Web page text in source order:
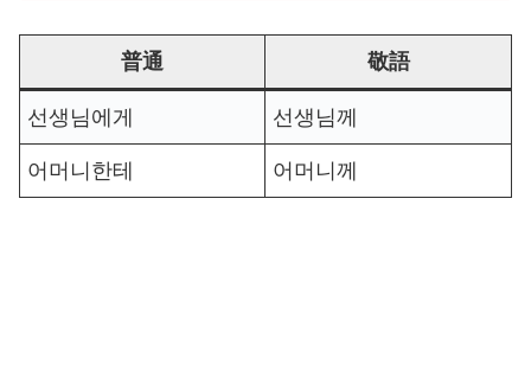
普通 敬語
선생님에게 선생님께
어머니한테 어머니께